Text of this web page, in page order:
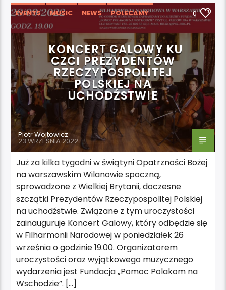
EVENTS MUSIC NEWS POLECAMY 0
KONCERT GALOWY KU
CZCI PREZYDENTÓW
RZECZYPOSPOLITEJ
POLSKIEJ NA
UCHODŹSTWIE
Piotr Wojtowicz
23 WRZEŚNIA 2022
Już za kilka tygodni w świątyni Opatrzności Bożej
na warszawskim Wilanowie spoczną,
sprowadzone z Wielkiej Brytanii, doczesne
szczątki Prezydentów Rzeczypospolitej Polskiej
na uchodźstwie. Związane z tym uroczystości
zainauguruje Koncert Galowy, który odbędzie się
w Filharmonii Narodowej w poniedziałek 26
września o godzinie 19.00. Organizatorem
uroczystości oraz wyjątkowego muzycznego
wydarzenia jest Fundacja „Pomoc Polakom na
Wschodzie”. […]